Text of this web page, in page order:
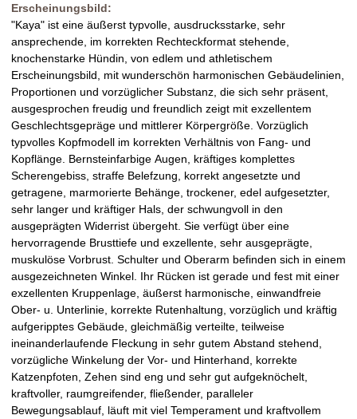
c
h
t
)
Erscheinungsbild:
"Kaya" ist eine äußerst typvolle, ausdrucksstarke, sehr
ansprechende, im korrekten Rechteckformat stehende,
knochenstarke Hündin, von edlem und athletischem
Erscheinungsbild, mit wunderschön harmonischen Gebäudelinien,
Proportionen und vorzüglicher Substanz, die sich sehr präsent,
ausgesprochen freudig und freundlich zeigt mit exzellentem
Geschlechtsgepräge und mittlerer Körpergröße. Vorzüglich
typvolles Kopfmodell im korrekten Verhältnis von Fang- und
Kopflänge. Bernsteinfarbige Augen, kräftiges komplettes
Scherengebiss, straffe Belefzung, korrekt angesetzte und
getragene, marmorierte Behänge, trockener, edel aufgesetzter,
sehr langer und kräftiger Hals, der schwungvoll in den
ausgeprägten Widerrist übergeht. Sie verfügt über eine
hervorragende Brusttiefe und exzellente, sehr ausgeprägte,
muskulöse Vorbrust. Schulter und Oberarm befinden sich in einem
ausgezeichneten Winkel. Ihr Rücken ist gerade und fest mit einer
exzellenten Kruppenlage, äußerst harmonische, einwandfreie
Ober- u. Unterlinie, korrekte Rutenhaltung, vorzüglich und kräftig
aufgeripptes Gebäude, gleichmäßig verteilte, teilweise
ineinanderlaufende Fleckung in sehr gutem Abstand stehend,
vorzügliche Winkelung der Vor- und Hinterhand, korrekte
Katzenpfoten, Zehen sind eng und sehr gut aufgeknöchelt,
kraftvoller, raumgreifender, fließender, paralleler
Bewegungsablauf, läuft mit viel Temperament und kraftvollem